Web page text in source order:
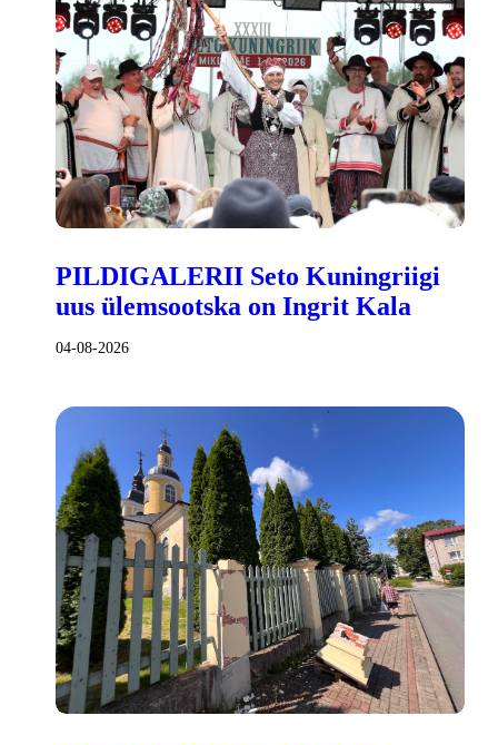
PILDIGALERII Seto Kuningriigi
uus ülemsootska on Ingrit Kala
04-08-2026